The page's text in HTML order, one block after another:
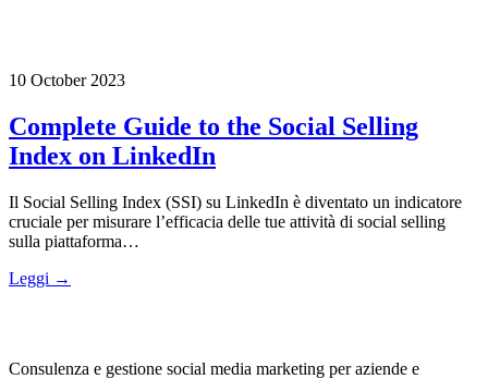
10 October 2023
Complete Guide to the Social Selling
Index on LinkedIn
Il Social Selling Index (SSI) su LinkedIn è diventato un indicatore
cruciale per misurare l’efficacia delle tue attività di social selling
sulla piattaforma…
Leggi →
Consulenza e gestione social media marketing per aziende e